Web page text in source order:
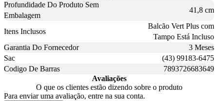
Profundidade Do Produto Sem
Embalagem
41,8 cm
Itens Inclusos
Balcão Vert Plus com
Tampo Está Incluso
Garantia Do Fornecedor
3 Meses
Sac
(43) 99183-6475
Codigo De Barras
7893726683649
Avaliações
O que os clientes estão dizendo sobre o produto
Para enviar uma avaliação, entre na sua conta.